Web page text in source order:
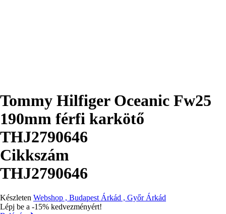
Tommy Hilfiger Oceanic Fw25
190mm férfi karkötő
THJ2790646
Cikkszám
THJ2790646
Készleten Webshop , Budapest Árkád , Győr Árkád
Lépj be a -15% kedvezményért!